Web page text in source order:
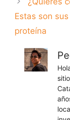
Estas son
proteína